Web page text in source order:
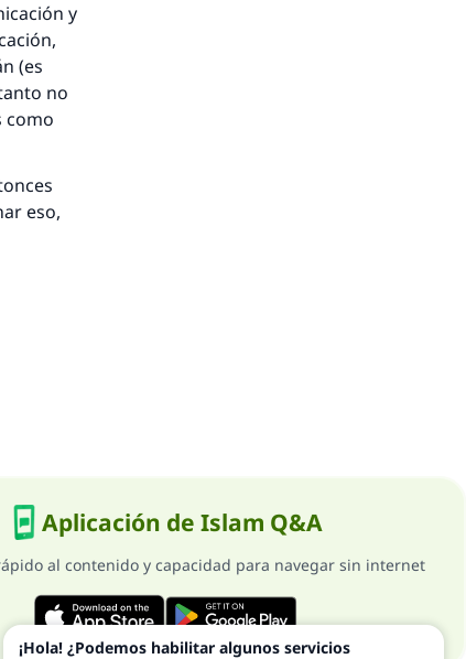
y
(es
no
como
eso,
Aplicación de Islam Q&A
al contenido y capacidad para navegar sin internet
¡Hola! ¿Podemos habilitar algunos servicios